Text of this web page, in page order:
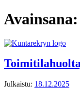
Avainsana:
Julkaistu: 18.12.2025